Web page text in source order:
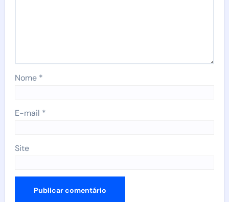
Nome *
E-mail *
Site